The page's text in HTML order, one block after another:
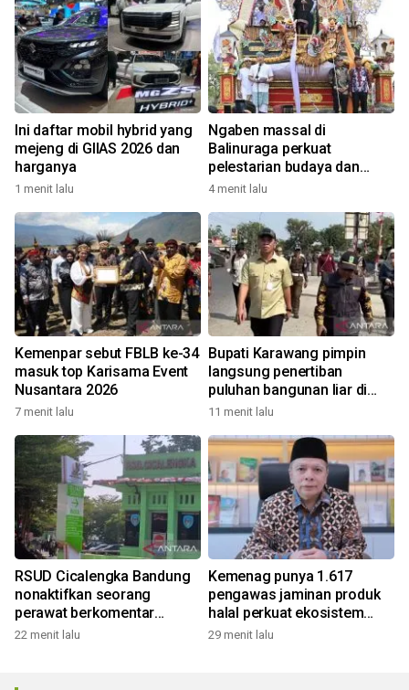
Ini daftar mobil hybrid yang
mejeng di GIIAS 2026 dan
harganya
1 menit lalu
Ngaben massal di
Balinuraga perkuat
pelestarian budaya dan
ekonomi masyarakat
4 menit lalu
Kemenpar sebut FBLB ke-34
masuk top Karisama Event
Nusantara 2026
7 menit lalu
Bupati Karawang pimpin
langsung penertiban
puluhan bangunan liar di
sepanjang akses tol
11 menit lalu
RSUD Cicalengka Bandung
nonaktifkan seorang
perawat berkomentar
nirempati di medsos
22 menit lalu
Kemenag punya 1.617
pengawas jaminan produk
halal perkuat ekosistem
halal
29 menit lalu